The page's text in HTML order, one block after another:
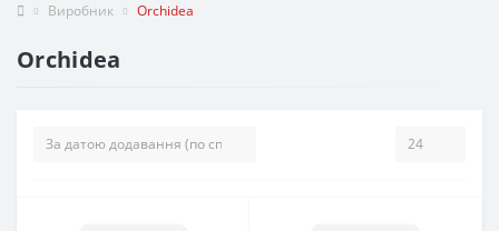
Виробник Orchidea
Orchidea